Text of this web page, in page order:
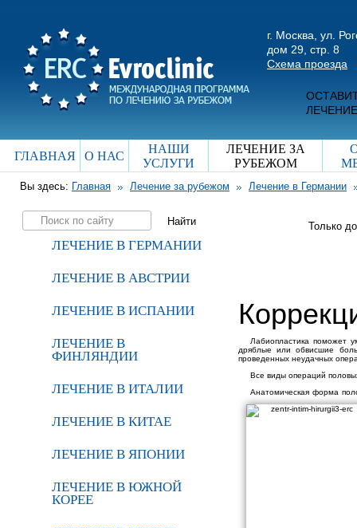
г. Москва, ул.
дом 29, стр. 8
Схема проезда
ГЛАВНАЯ О НАС
НАШИ
УСЛУГИ
ЛЕЧЕНИЕ ЗА
РУБЕЖОМ
Вы здесь: Главная Лечение за рубежом Лечение в Германии
ЛЕЧЕНИЕ В ГЕРМАНИИ
ЛЕЧЕНИЕ В АВСТРИИ
ЛЕЧЕНИЕ В ИСПАНИИ
ЛЕЧЕНИЕ В
ФИНЛЯНДИИ
ЛЕЧЕНИЕ В ИТАЛИИ
ЛЕЧЕНИЕ В КИТАЕ
ЛЕЧЕНИЕ В ЯПОНИИ
ЛЕЧЕНИЕ В ЮЖНОЙ
КОРЕЕ
Только
Лабиопластика поможет
дряблые или обвисшие
проведенных неудачных
Все виды операций
Анатомическая форма